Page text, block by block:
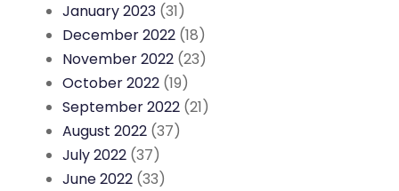
January 2023 (31)
December 2022 (18)
November 2022 (23)
October 2022 (19)
September 2022 (21)
August 2022 (37)
July 2022 (37)
June 2022 (33)